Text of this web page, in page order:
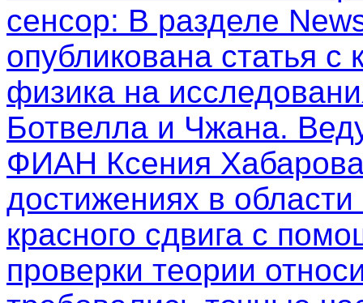
сенсор: В разделе
опубликована статья
физика на
Ботвелла и Чжана.
ФИАН Ксения
достижениях в
красного сдвига с
проверки теории